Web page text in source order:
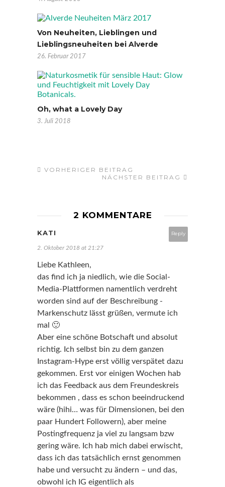
Von Neuheiten, Lieblingen und
Lieblingsneuheiten bei Alverde
26. Februar 2017
Oh, what a Lovely Day
3. Juli 2018
VORHERIGER BEITRAG
NÄCHSTER BEITRAG
2 KOMMENTARE
Reply
KATI
2. Oktober 2018 at 21:27
Liebe Kathleen,
das find ich ja niedlich, wie die Social-
Media-Plattformen namentlich verdreht
worden sind auf der Beschreibung -
Markenschutz lässt grüßen, vermute ich
mal 🙂
Aber eine schöne Botschaft und absolut
richtig. Ich selbst bin zu dem ganzen
Instagram-Hype erst völlig verspätet dazu
gekommen. Erst vor einigen Wochen hab
ich das Feedback aus dem Freundeskreis
bekommen , dass es schon beeindruckend
wäre (hihi… was für Dimensionen, bei den
paar Hundert Followern), aber meine
Postingfrequenz ja viel zu langsam bzw
gering wäre. Ich hab mich dabei erwischt,
dass ich das tatsächlich ernst genommen
habe und versucht zu ändern – und das,
obwohl ich IG eigentlich als